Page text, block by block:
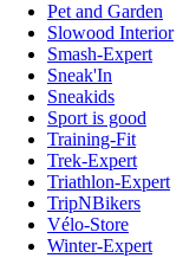
Pet and Garden
Slowood Interior
Smash-Expert
Sneak'In
Sneakids
Sport is good
Training-Fit
Trek-Expert
Triathlon-Expert
TripNBikers
Vélo-Store
Winter-Expert